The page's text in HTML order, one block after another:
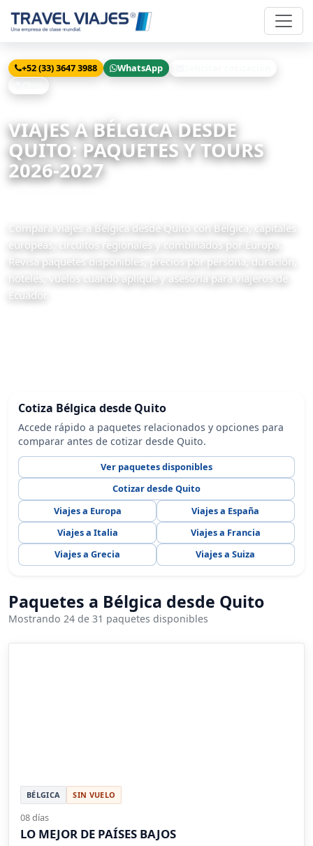
+52 (33) 3647 3988 WhatsApp
VIAJES A BÉLGICA DESDE
QUITO: PAQUETES Y TOURS
2026-2027
Compara viajes a Bélgica desde Quito con Bélgica, capitales
europeas, circuitos regionales y combinados por Europa.
Revisa paquetes disponibles, precios por persona, duración,
hoteles, vuelos cuando aplique y asesoría para viajeros de
Ecuador.
Cotiza Bélgica desde Quito
Accede rápido a paquetes relacionados y opciones para
comparar antes de cotizar desde Quito.
Ver paquetes disponibles
Cotizar desde Quito
Viajes a Europa
Viajes a España
Viajes a Italia
Viajes a Francia
Viajes a Grecia
Viajes a Suiza
Paquetes a Bélgica desde Quito
Mostrando 24 de 31 paquetes disponibles
BÉLGICA SIN VUELO
08 días
LO MEJOR DE PAÍSES BAJOS